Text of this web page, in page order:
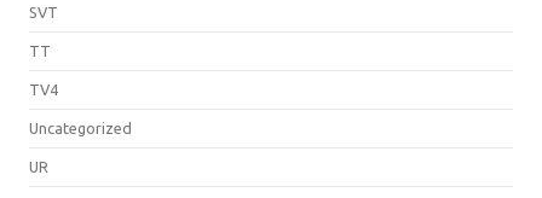
SVT
TT
TV4
Uncategorized
UR